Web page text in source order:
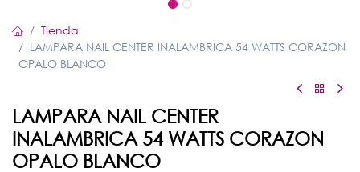
Tienda
LAMPARA NAIL CENTER INALAMBRICA 54 WATTS CORAZON
OPALO BLANCO
LAMPARA NAIL CENTER
INALAMBRICA 54 WATTS CORAZON
OPALO BLANCO